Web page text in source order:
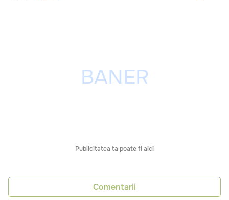
Publicitatea ta poate fi aici
Comentarii